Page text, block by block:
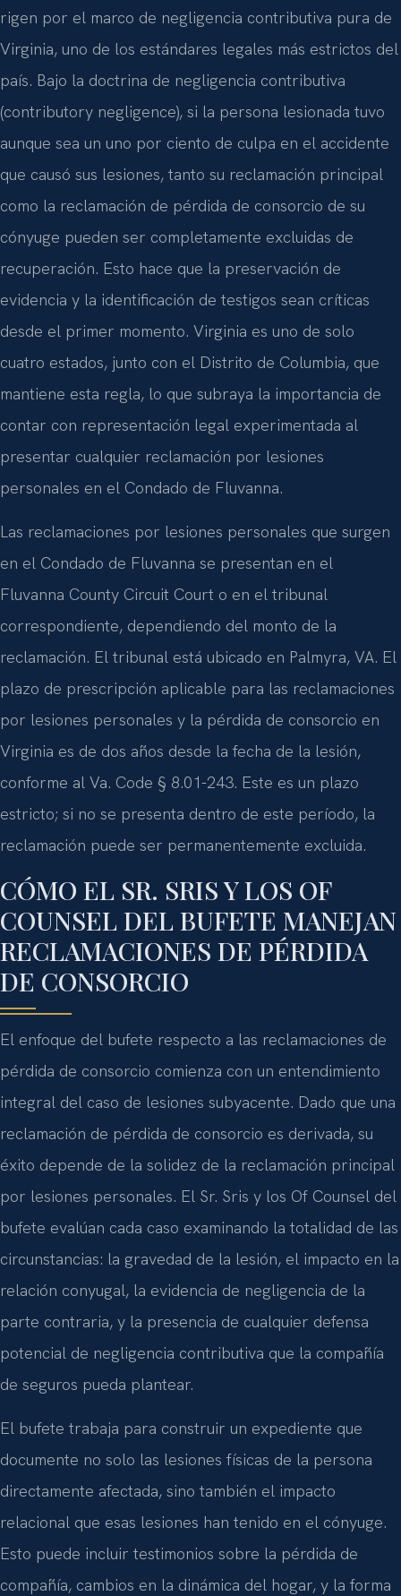
rigen por el marco de negligencia contributiva pura de
Virginia, uno de los estándares legales más estrictos del
país. Bajo la doctrina de negligencia contributiva
(contributory negligence), si la persona lesionada tuvo
aunque sea un uno por ciento de culpa en el accidente
que causó sus lesiones, tanto su reclamación principal
como la reclamación de pérdida de consorcio de su
cónyuge pueden ser completamente excluidas de
recuperación. Esto hace que la preservación de
evidencia y la identificación de testigos sean críticas
desde el primer momento. Virginia es uno de solo
cuatro estados, junto con el Distrito de Columbia, que
mantiene esta regla, lo que subraya la importancia de
contar con representación legal experimentada al
presentar cualquier reclamación por lesiones
personales en el Condado de Fluvanna.
Las reclamaciones por lesiones personales que surgen
en el Condado de Fluvanna se presentan en el
Fluvanna County Circuit Court o en el tribunal
correspondiente, dependiendo del monto de la
reclamación. El tribunal está ubicado en Palmyra, VA. El
plazo de prescripción aplicable para las reclamaciones
por lesiones personales y la pérdida de consorcio en
Virginia es de dos años desde la fecha de la lesión,
conforme al Va. Code § 8.01-243. Este es un plazo
estricto; si no se presenta dentro de este período, la
reclamación puede ser permanentemente excluida.
CÓMO EL SR. SRIS Y LOS OF
COUNSEL DEL BUFETE MANEJAN
RECLAMACIONES DE PÉRDIDA
DE CONSORCIO
El enfoque del bufete respecto a las reclamaciones de
pérdida de consorcio comienza con un entendimiento
integral del caso de lesiones subyacente. Dado que una
reclamación de pérdida de consorcio es derivada, su
éxito depende de la solidez de la reclamación principal
por lesiones personales. El Sr. Sris y los Of Counsel del
bufete evalúan cada caso examinando la totalidad de las
circunstancias: la gravedad de la lesión, el impacto en la
relación conyugal, la evidencia de negligencia de la
parte contraria, y la presencia de cualquier defensa
potencial de negligencia contributiva que la compañía
de seguros pueda plantear.
El bufete trabaja para construir un expediente que
documente no solo las lesiones físicas de la persona
directamente afectada, sino también el impacto
relacional que esas lesiones han tenido en el cónyuge.
Esto puede incluir testimonios sobre la pérdida de
compañía, cambios en la dinámica del hogar, y la forma